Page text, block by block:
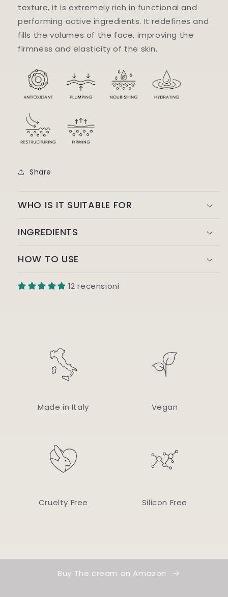
texture, it is extremely rich in functional and
performing active ingredients. It redefines and
fills the volumes of the face, improving the
firmness and elasticity of the skin.
Share
WHO IS IT SUITABLE FOR
INGREDIENTS
HOW TO USE
12 recensioni
Made in Italy Vegan
Cruelty Free Silicon Free
Buy The cream on Amazon